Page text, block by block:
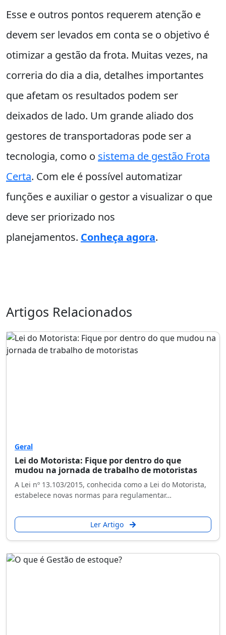
Esse e outros pontos requerem atenção e
devem ser levados em conta se o objetivo é
otimizar a gestão da frota. Muitas vezes, na
correria do dia a dia, detalhes importantes
que afetam os resultados podem ser
deixados de lado. Um grande aliado dos
gestores de transportadoras pode ser a
tecnologia, como o sistema de gestão Frota
Certa. Com ele é possível automatizar
funções e auxiliar o gestor a visualizar o que
deve ser priorizado nos
planejamentos. Conheça agora.
Artigos Relacionados
Geral
Lei do Motorista: Fique por dentro do que
mudou na jornada de trabalho de motoristas
A Lei nº 13.103/2015, conhecida como a Lei do Motorista,
estabelece novas normas para regulamentar…
Ler Artigo